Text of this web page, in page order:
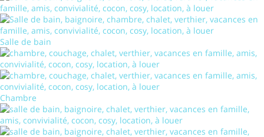
Salle de bain
Chambre